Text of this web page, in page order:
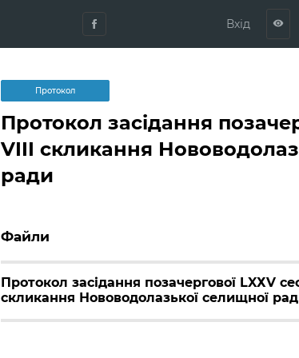
Вхід visibility
Протокол
Протокол засідання
VIII скликання
ради
Файли
Протокол засідання позачергової LXХV
скликання Нововодолазької селищної